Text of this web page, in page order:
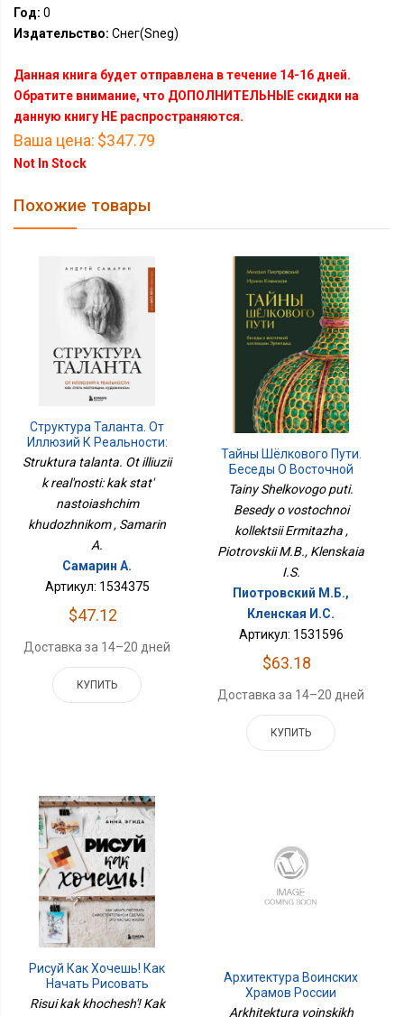
Год: 0
Издательство: Снег(Sneg)
Данная книга будет отправлена в течение 14-16 дней.
Обратите внимание, что ДОПОЛНИТЕЛЬНЫЕ скидки на
данную книгу НЕ распространяются.
Ваша цена: $347.79
Not In Stock
Похожие товары
Структура Таланта. От
Иллюзий К Реальности:
Как Стать Настоящим
Struktura talanta. Ot illiuzii
k real'nosti: kak stat'
nastoiashchim
khudozhnikom , Samarin
A.
Самарин А.
Артикул: 1534375
$47.12
Доставка за 14–20 дней
КУПИТЬ
Тайны Шёлкового Пути.
Беседы О Восточной
Коллекции Эрмитажа
Tainy Shelkovogo puti.
Besedy o vostochnoi
kollektsii Ermitazha ,
Piotrovskii M.B., Klenskaia
I.S.
Пиотровский М.Б.,
Кленская И.С.
Артикул: 1531596
$63.18
Доставка за 14–20 дней
КУПИТЬ
Рисуй Как Хочешь! Как
Начать Рисовать
Самостоятельно И
Risui kak khochesh'! Kak
Архитектура Воинских
Храмов России
Arkhitektura voinskikh